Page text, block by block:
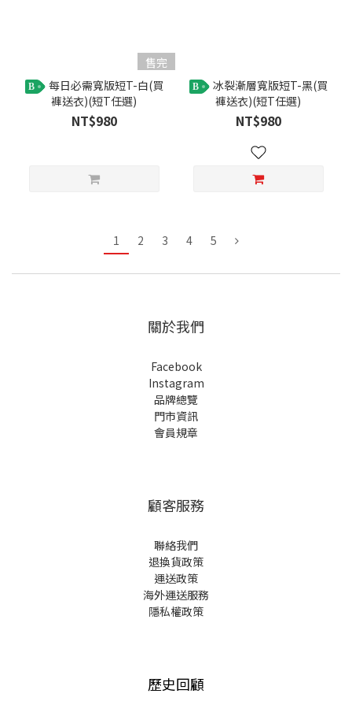
售完
B
褲送衣)(短T任選)
NT$980
B
褲送衣)(短T任選)
NT$980
1 2 3 4 5
關於我們
Facebook
Instagram
品牌總覽
門市資訊
會員規章
顧客服務
聯絡我們
退換貨政策
運送政策
海外運送服務
隱私權政策
歷史回顧